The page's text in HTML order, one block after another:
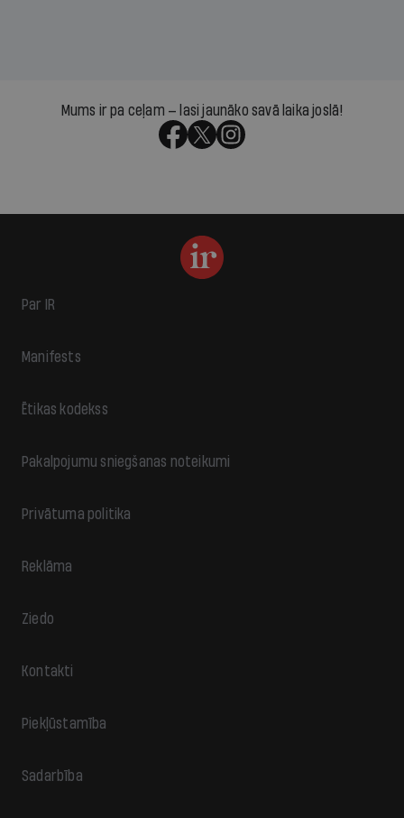
Mums ir pa ceļam — lasi jaunāko savā laika joslā!
Par IR
Manifests
Ētikas kodekss
Pakalpojumu sniegšanas noteikumi
Privātuma politika
Reklāma
Ziedo
Kontakti
Piekļūstamība
Sadarbība